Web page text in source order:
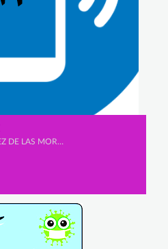
Secundaria, MARCOS JIMÉNEZ DE LAS MORAS, DANIEL BAÑOS PRATO y ÁLVARO LANNEGRAND LORENZO